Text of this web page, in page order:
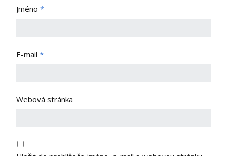
Jméno *
E-mail *
Webová stránka